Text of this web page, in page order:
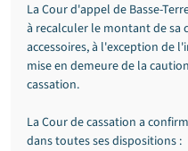
La Cour d'appel de Basse-
à recalculer le montant de sa
accessoires, à l'exception de
mise en demeure de la
cassation.
La Cour de cassation a
dans toutes ses dispositions :